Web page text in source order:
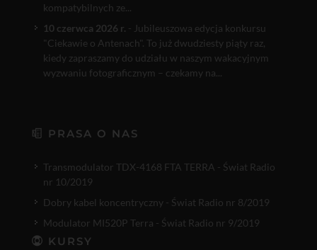
kompatybilnych ze...
10 czerwca 2026 r. - Jubileuszowa edycja konkursu
"Ciekawie o Antenach". To już dwudziesty piąty raz,
kiedy zapraszamy do udziału w naszym wakacyjnym
wyzwaniu fotograficznym – czekamy na...
PRASA O NAS
Transmodulator TDX-4168 FTA TERRA - Świat Radio
nr 10/2019
Dobry kabel koncentryczny - Świat Radio nr 8/2019
Modulator MI520P Terra - Świat Radio nr 9/2019
KURSY